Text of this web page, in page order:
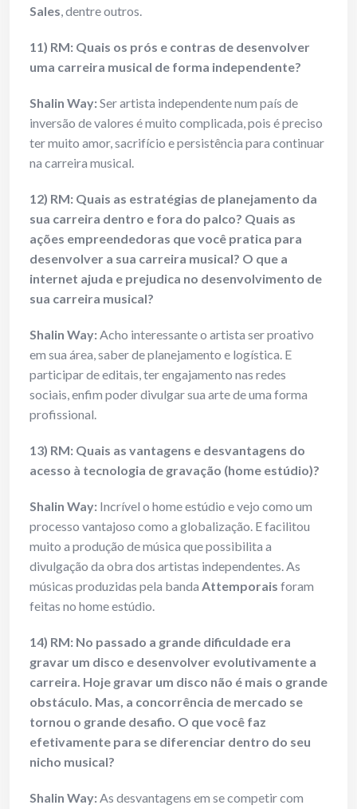
Sales, dentre outros.
11) RM: Quais os prós e contras de desenvolver
uma carreira musical de forma independente?
Shalin Way:Ser artista independente num país de
inversão de valores é muito complicada, pois é preciso
ter muito amor, sacrifício e persistência para continuar
na carreira musical.
12) RM: Quais as estratégias de planejamento da
sua carreira dentro e fora do palco? Quais as
ações empreendedoras que você pratica para
desenvolver a sua carreira musical? O que a
internet ajuda e prejudica no desenvolvimento de
sua carreira musical?
Shalin Way:Acho interessante o artista ser proativo
em sua área, saber de planejamento e logística. E
participar de editais, ter engajamento nas redes
sociais, enfim poder divulgar sua arte de uma forma
profissional.
13) RM: Quais as vantagens e desvantagens do
acesso à tecnologia de gravação (home estúdio)?
Shalin Way: Incrível o home estúdio e vejo como um
processo vantajoso como a globalização. E facilitou
muito a produção de música que possibilita a
divulgação da obra dos artistas independentes. As
músicas produzidas pela banda Attemporais foram
feitas no home estúdio.
14) RM: No passado a grande dificuldade era
gravar um disco e desenvolver evolutivamente a
carreira. Hoje gravar um disco não é mais o grande
obstáculo. Mas, a concorrência de mercado se
tornou o grande desafio. O que você faz
efetivamente para se diferenciar dentro do seu
nicho musical?
Shalin Way:As desvantagens em se competir com